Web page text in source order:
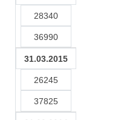
28340
36990
31.03.2015
26245
37825